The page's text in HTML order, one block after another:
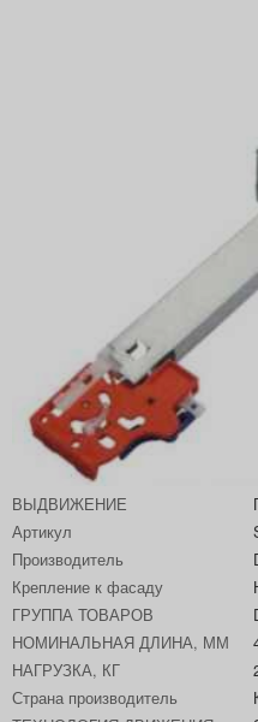
ВЫДВИЖЕНИЕ
Артикул
Производитель
Крепление к фасаду
ГРУППА ТОВАРОВ
НОМИНАЛЬНАЯ ДЛИНА, ММ
НАГРУЗКА, КГ
Страна производитель